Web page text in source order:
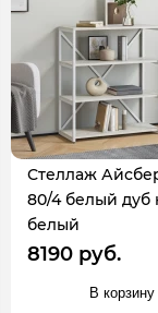
Стеллаж
80/4 белый дуб
белый
8190 руб.
В корзину